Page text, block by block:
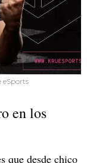
eSports
en los
que desde chico